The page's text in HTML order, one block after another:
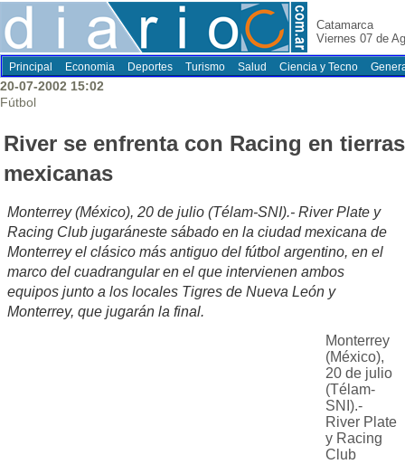
Catamarca
Viernes 07 de
Principal Economia Deportes Turismo Salud Ciencia y Tecno
20-07-2002 15:02
Fútbol
River se enfrenta con Racing en tierras
mexicanas
Monterrey (México), 20 de julio (Télam-SNI).- River Plate y
Racing Club jugaráneste sábado en la ciudad mexicana de
Monterrey el clásico más antiguo del fútbol argentino, en el
marco del cuadrangular en el que intervienen ambos
equipos junto a los locales Tigres de Nueva León y
Monterrey, que jugarán la final.
Monterrey
(México),
20 de julio
(Télam-
SNI).-
River Plate
y Racing
Club